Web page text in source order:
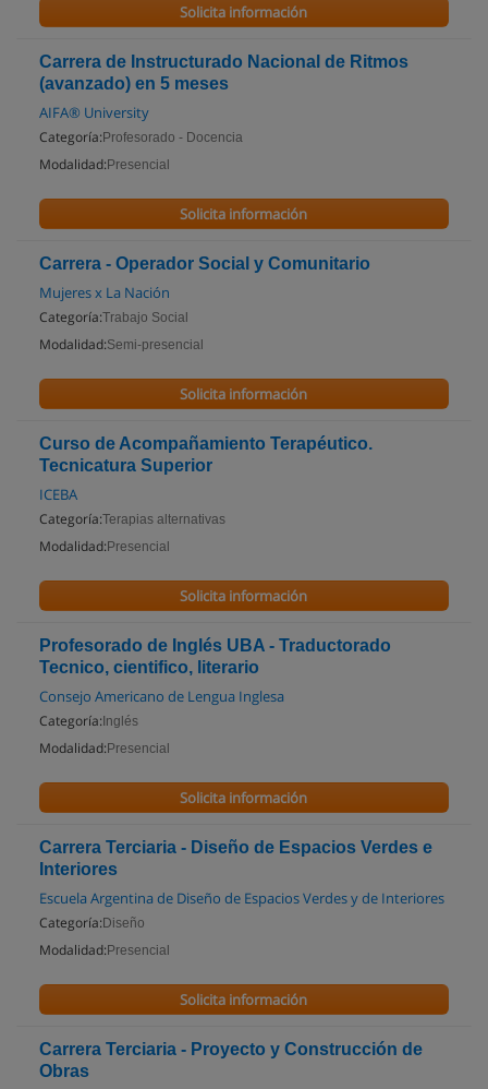
Solicita información
Carrera de Instructurado Nacional de Ritmos
(avanzado) en 5 meses
AIFA® University
Categoría: Profesorado - Docencia
Modalidad: Presencial
Solicita información
Carrera - Operador Social y Comunitario
Mujeres x La Nación
Categoría:Trabajo Social
Modalidad:Semi-presencial
Solicita información
Curso de Acompañamiento Terapéutico.
Tecnicatura Superior
ICEBA
Categoría:Terapias alternativas
Modalidad: Presencial
Solicita información
Profesorado de Inglés UBA - Traductorado
Tecnico, cientifico, literario
Consejo Americano de Lengua Inglesa
Categoría: Inglés
Modalidad: Presencial
Solicita información
Carrera Terciaria - Diseño de Espacios Verdes e
Interiores
Escuela Argentina de Diseño de Espacios Verdes y de Interiores
Categoría: Diseño
Modalidad: Presencial
Solicita información
Carrera Terciaria - Proyecto y Construcción de
Obras